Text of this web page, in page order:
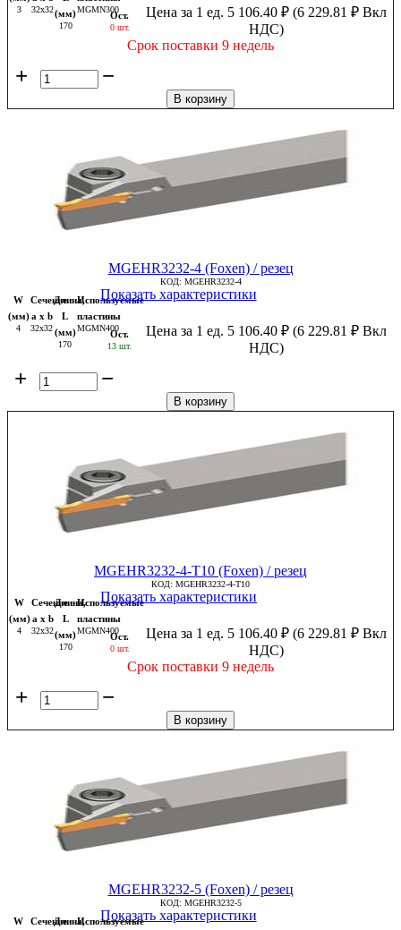
3 32x32(мм)
170
MGMN300
Ост.
0 шт.
Цена за 1 ед. 5 106.40 ₽ (6 229.81 ₽Вкл
НДС)
Срок поставки 9 недель
+ −
В корзину
MGEHR3232-4 (Foxen) / резец
КОД: MGEHR3232-4
W
(мм)
4
Сечение
a x b
32x32
Длина,
L
(мм)
170
Используемые
пластины
MGMN400
Показать характеристики
Ост.
13 шт.
Цена за 1 ед. 5 106.40 ₽ (6 229.81 ₽Вкл
НДС)
+ −
В корзину
MGEHR3232-4-T10 (Foxen) / резец
КОД: MGEHR3232-4-T10
W
(мм)
4
Сечение
a x b
32x32
Длина,
L
(мм)
170
Используемые
пластины
MGMN400
Показать характеристики
Ост.
0 шт.
Цена за 1 ед. 5 106.40 ₽ (6 229.81 ₽Вкл
НДС)
Срок поставки 9 недель
+ −
В корзину
MGEHR3232-5 (Foxen) / резец
КОД: MGEHR3232-5
W
СечениеДлина,Используемые
Показать характеристики